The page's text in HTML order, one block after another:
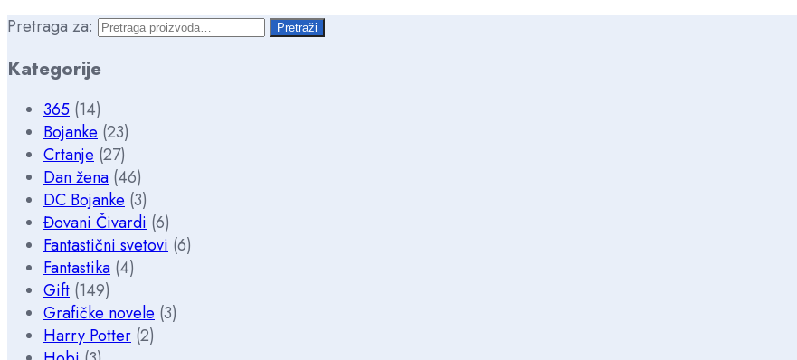
Pretraga za:
Pretraži
Kategorije
365 (14)
Bojanke (23)
Crtanje (27)
Dan žena (46)
DC Bojanke (3)
Đovani Čivardi (6)
Fantastični svetovi (6)
Fantastika (4)
Gift (149)
Grafičke novele (3)
Harry Potter (2)